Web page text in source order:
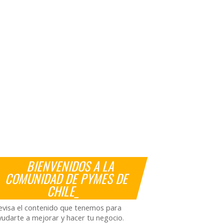
BIENVENIDOS A LA
COMUNIDAD DE PYMES DE
CHILE_
el contenido que tenemos para
a mejorar y hacer tu negocio.